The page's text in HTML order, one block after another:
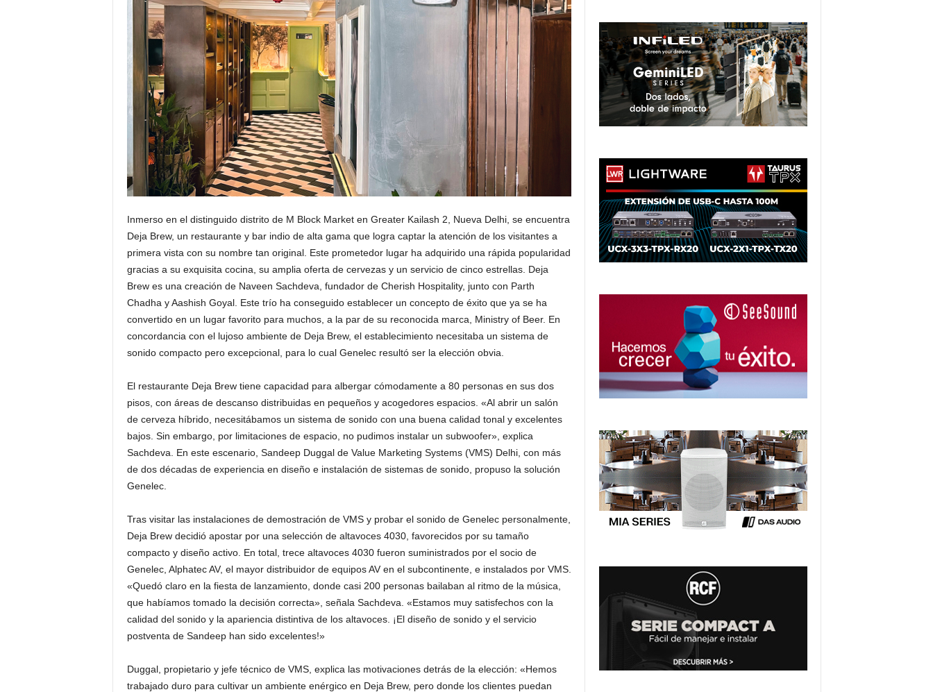
Inmerso en el distinguido distrito de M Block Market en Greater Kailash 2, Nueva Delhi, se encuentra
Deja Brew, un restaurante y bar indio de alta gama que logra captar la atención de los visitantes a
primera vista con su nombre tan original. Este prometedor lugar ha adquirido una rápida popularidad
gracias a su exquisita cocina, su amplia oferta de cervezas y un servicio de cinco estrellas. Deja
Brew es una creación de Naveen Sachdeva, fundador de Cherish Hospitality, junto con Parth
Chadha y Aashish Goyal. Este trío ha conseguido establecer un concepto de éxito que ya se ha
convertido en un lugar favorito para muchos, a la par de su reconocida marca, Ministry of Beer. En
concordancia con el lujoso ambiente de Deja Brew, el establecimiento necesitaba un sistema de
sonido compacto pero excepcional, para lo cual Genelec resultó ser la elección obvia.
El restaurante Deja Brew tiene capacidad para albergar cómodamente a 80 personas en sus dos
pisos, con áreas de descanso distribuidas en pequeños y acogedores espacios. «Al abrir un salón
de cerveza híbrido, necesitábamos un sistema de sonido con una buena calidad tonal y excelentes
bajos. Sin embargo, por limitaciones de espacio, no pudimos instalar un subwoofer», explica
Sachdeva. En este escenario, Sandeep Duggal de Value Marketing Systems (VMS) Delhi, con más
de dos décadas de experiencia en diseño e instalación de sistemas de sonido, propuso la solución
Genelec.
Tras visitar las instalaciones de demostración de VMS y probar el sonido de Genelec personalmente,
Deja Brew decidió apostar por una selección de altavoces 4030, favorecidos por su tamaño
compacto y diseño activo. En total, trece altavoces 4030 fueron suministrados por el socio de
Genelec, Alphatec AV, el mayor distribuidor de equipos AV en el subcontinente, e instalados por VMS.
«Quedó claro en la fiesta de lanzamiento, donde casi 200 personas bailaban al ritmo de la música,
que habíamos tomado la decisión correcta», señala Sachdeva. «Estamos muy satisfechos con la
calidad del sonido y la apariencia distintiva de los altavoces. ¡El diseño de sonido y el servicio
postventa de Sandeep han sido excelentes!»
Duggal, propietario y jefe técnico de VMS, explica las motivaciones detrás de la elección: «Hemos
trabajado duro para cultivar un ambiente enérgico en Deja Brew, pero donde los clientes puedan